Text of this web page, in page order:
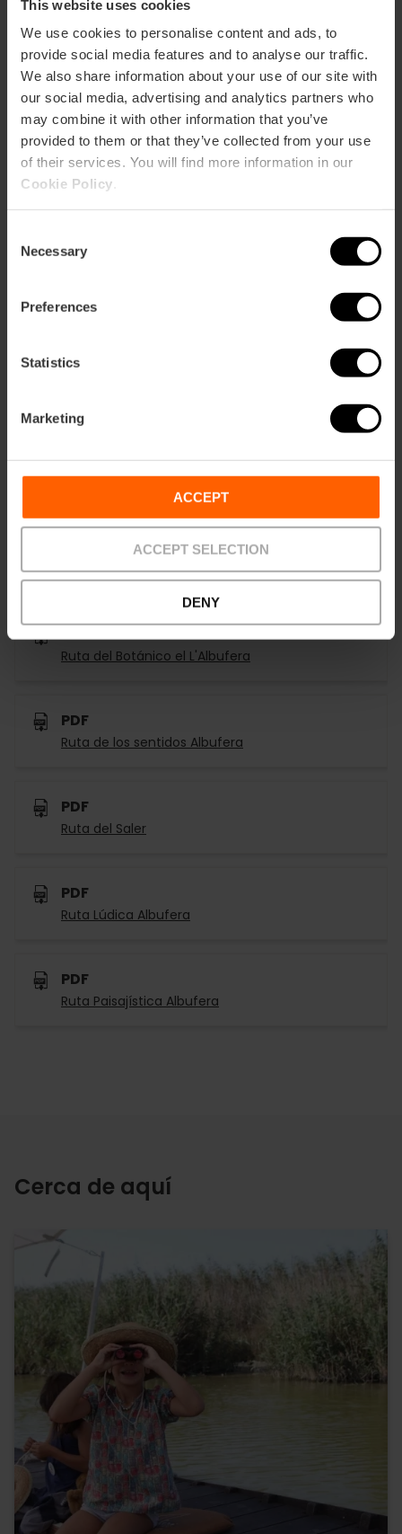
This website uses cookies
We use cookies to personalise content and ads, to
provide social media features and to analyse our traffic.
We also share information about your use of our site with
our social media, advertising and analytics partners who
may combine it with other information that you’ve
provided to them or that they’ve collected from your use
of their services. You will find more information in our
Cookie Policy
Selection
Necessary
Preferences
Statistics
Marketing
ACCEPT
ACCEPT SELECTION
DENY
Activar mapa
Cómo llegar
PDF
Tancat de la pipa
PDF
Ruta del Botánico el L'Albufera
PDF
Ruta de los sentidos Albufera
PDF
Ruta del Saler
PDF
Ruta Lúdica Albufera
PDF
Ruta Paisajística Albufera
Cerca de aquí